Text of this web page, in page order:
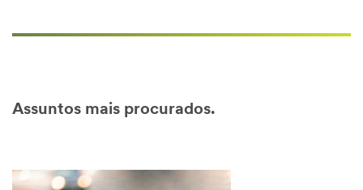
Assuntos mais procurados.